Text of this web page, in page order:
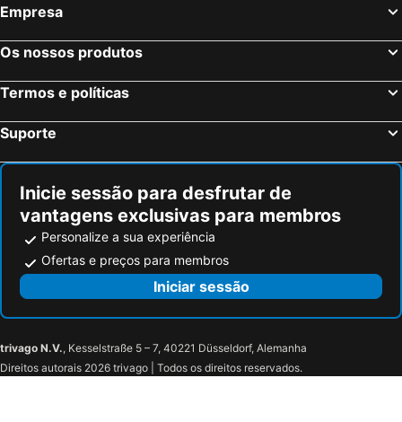
Empresa
Os nossos produtos
Termos e políticas
Suporte
Inicie sessão para desfrutar de
vantagens exclusivas para membros
Personalize a sua experiência
Ofertas e preços para membros
Iniciar sessão
trivago N.V., Kesselstraße 5 – 7, 40221 Düsseldorf, Alemanha
Direitos autorais 2026 trivago | Todos os direitos reservados.